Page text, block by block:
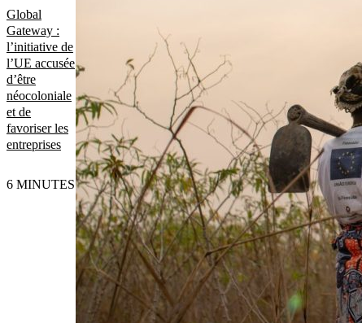
Global
Gateway :
l’initiative de
l’UE accusée
d’être
néocoloniale
et de
favoriser les
entreprises
6 MINUTES